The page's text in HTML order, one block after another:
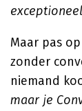
Maar pas
zonder
niemand
maar je